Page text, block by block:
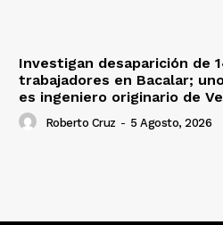
Investigan desaparición de
trabajadores en Bacalar;
es ingeniero originario de
Roberto Cruz - 5 Agosto, 2026